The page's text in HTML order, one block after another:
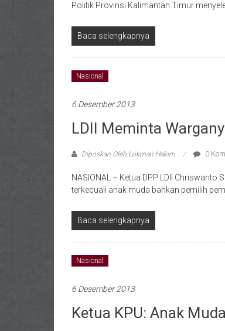
Politik Provinsi Kalimantan Timur
Baca selengkapnya
Nasional
6 Desember 2013
LDII Meminta
Diposkan Oleh:Lukman Hakim 0
NASIONAL – Ketua DPP LDII
terkecuali anak muda bahkan pemilih
Baca selengkapnya
Nasional
6 Desember 2013
Ketua KPU: Anak